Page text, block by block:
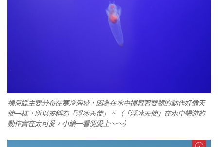
裸海蝶主要分布在寒冷海域，因為在水中揮舞著雙鰭的動作好像天
使一樣，所以被稱為「浮冰天使」。（「浮冰天使」在水中暢游的
動作實在太可愛，小編一看便愛上～～）